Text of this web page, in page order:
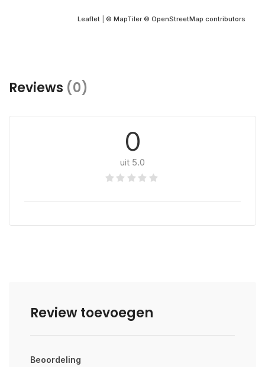
Leaflet © MapTiler © OpenStreetMap contributors
Reviews (0)
0
uit 5.0
Review toevoegen
Beoordeling